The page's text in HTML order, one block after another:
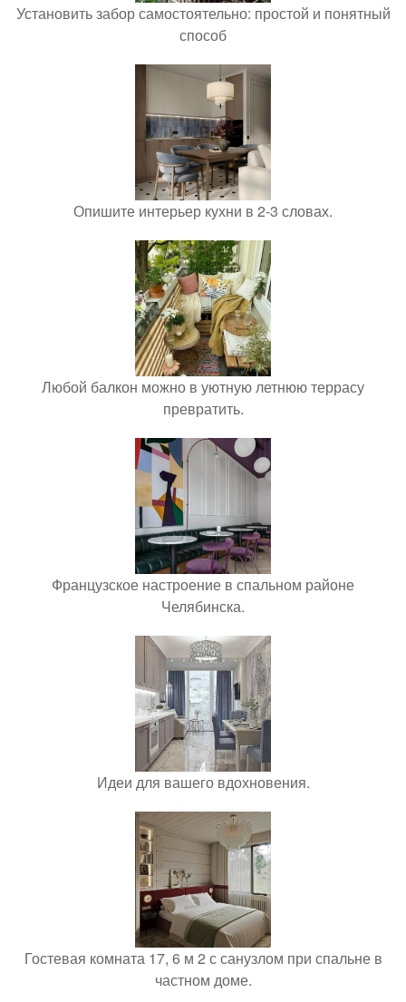
Установить забор самостоятельно: простой и понятный
способ
Опишите интерьер кухни в 2-3 словах.
Любой балкон можно в уютную летнюю террасу
превратить.
Французское настроение в спальном районе
Челябинска.
Идеи для вашего вдохновения.
Гостевая комната 17, 6 м 2 с санузлом при спальне в
частном доме.